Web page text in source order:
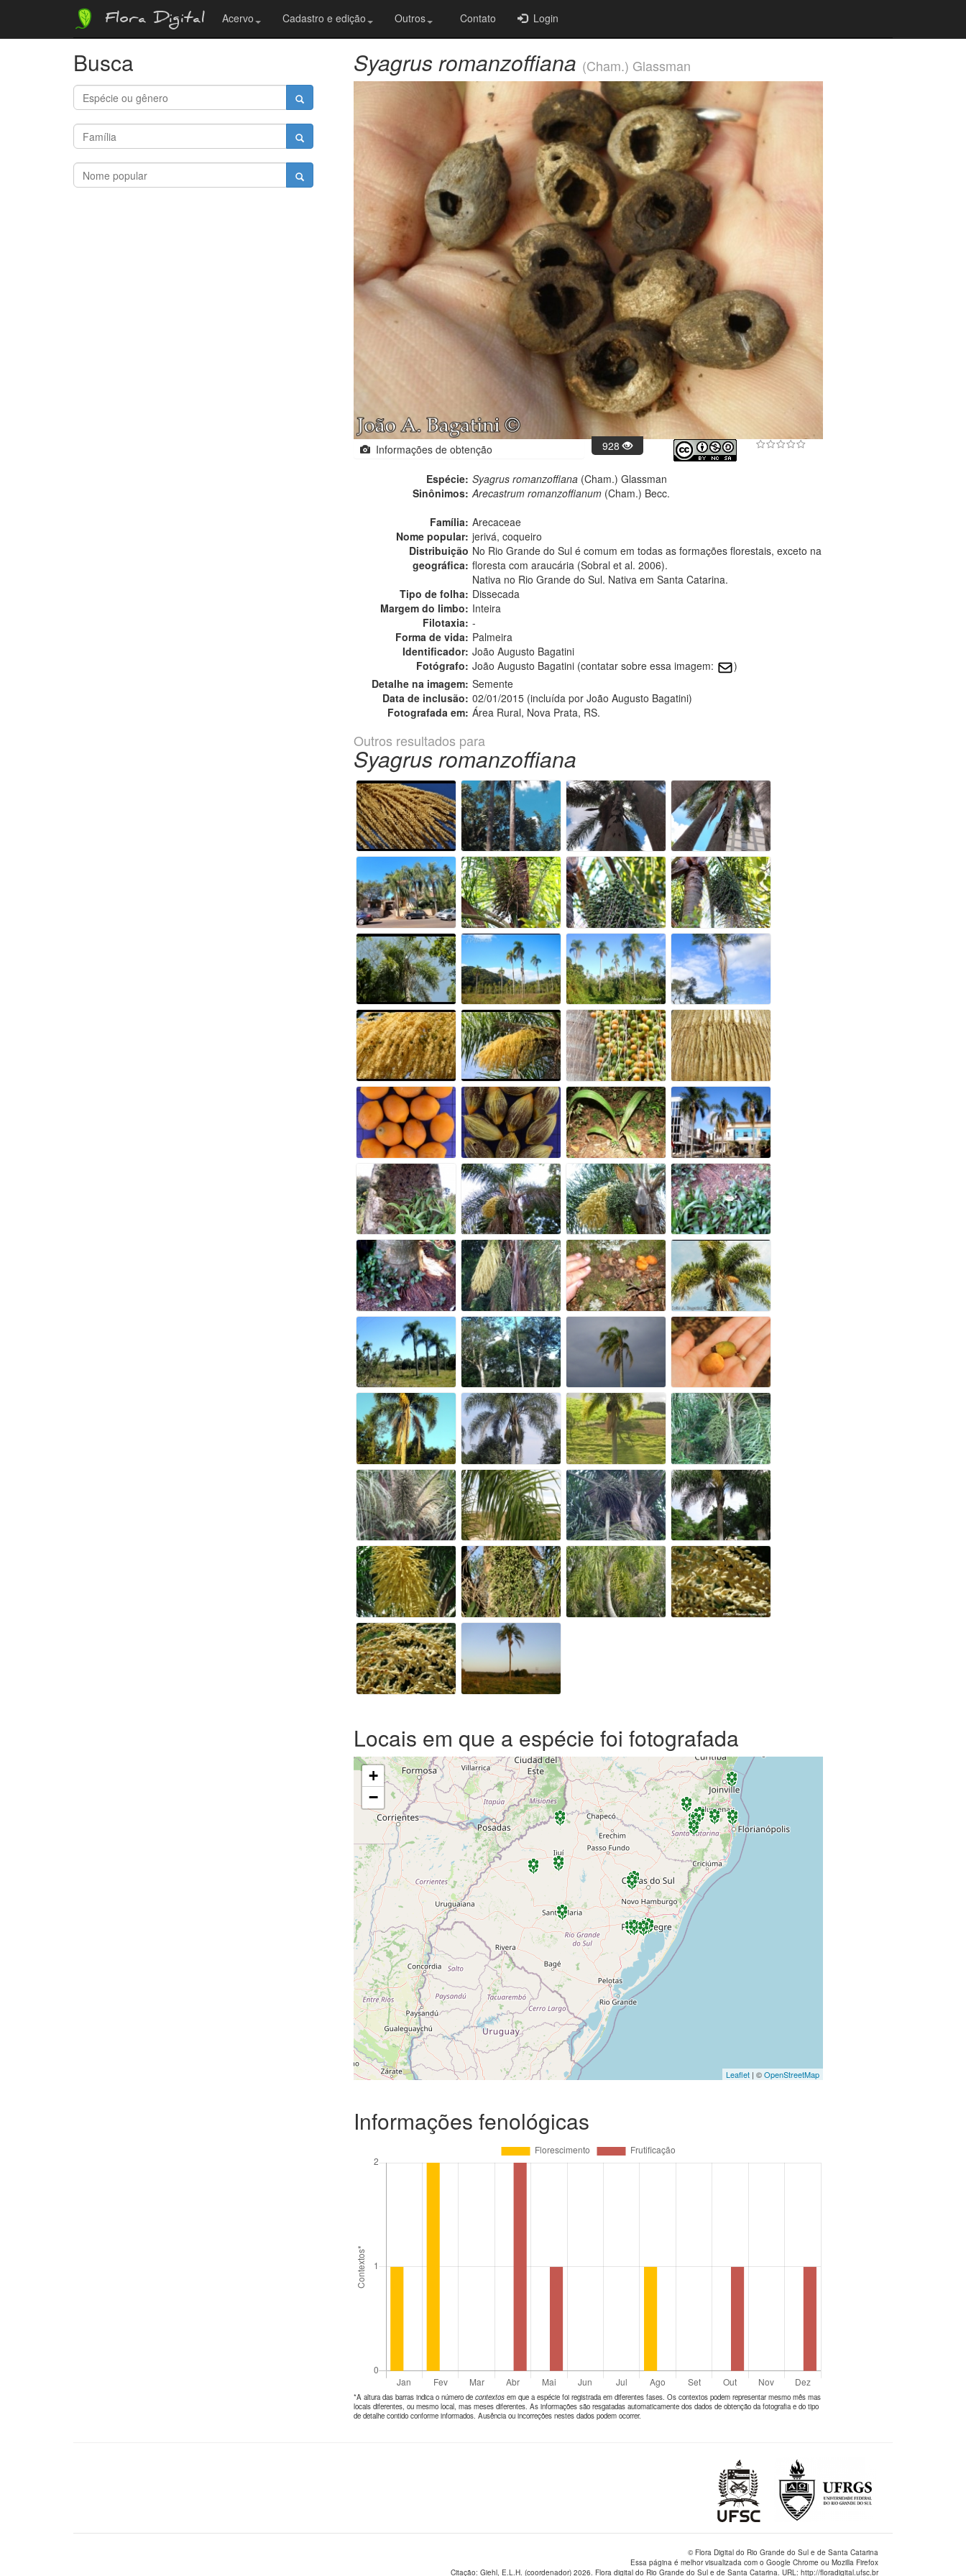
Flora Digital Acervo Cadastro e edição Outros Contato Login
Busca Syagrus romanzoffiana (Cham.) Glassman
Informações de obtenção 928
Espécie: Syagrus romanzoffiana (Cham.) Glassman
Sinônimos: Arecastrum romanzoffianum (Cham.) Becc.
Família: Arecaceae
Nome popular: jerivá, coqueiro
Distribuição
geográfica:
No Rio Grande do Sul é comum em todas as formações florestais, exceto na
floresta com araucária (Sobral et al. 2006).
Nativa no Rio Grande do Sul. Nativa em Santa Catarina.
Tipo de folha: Dissecada
Margem do limbo: Inteira
Filotaxia: -
Forma de vida: Palmeira
Identificador: João Augusto Bagatini
Fotógrafo: João Augusto Bagatini (contatar sobre essa imagem:
)
Detalhe na imagem: Semente
Data de inclusão: 02/01/2015 (incluída por João Augusto Bagatini)
Fotografada em: Área Rural, Nova Prata, RS.
Outros resultados para
Syagrus romanzoffiana
Locais em que a espécie foi fotografada
+
−
Leaflet| ©OpenStreetMap
Informações fenológicas
*A altura das barras indica o número de contextos em que a espécie foi registrada em diferentes fases. Os contextos podem representar mesmo mês mas
locais diferentes, ou mesmo local, mas meses diferentes. As informações são resgatadas automaticamente dos dados de obtenção da fotografia e do tipo
de detalhe contido conforme informados. Ausência ou incorreções nestes dados podem ocorrer.
© Flora Digital do Rio Grande do Sul e de Santa Catarina
Essa página é melhor visualizada com o Google Chrome ou Mozilla Firefox
Citação: Giehl, E.L.H. (coordenador) 2026. Flora digital do Rio Grande do Sul e de Santa Catarina. URL: http://floradigital.ufsc.br